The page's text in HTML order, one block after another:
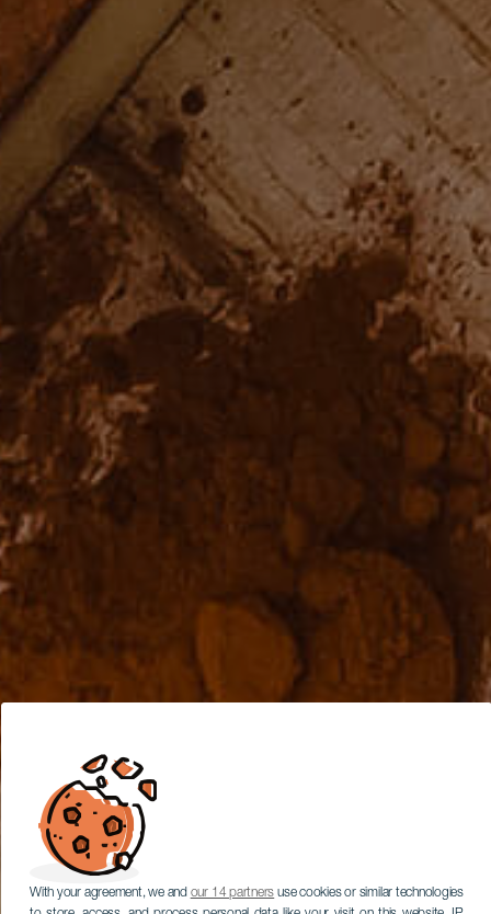
With your agreement, we and our 14 partners use cookies or similar technologies